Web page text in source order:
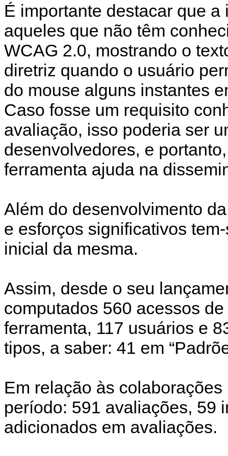
É importante destacar que
aqueles que não têm
WCAG 2.0, mostrando o
diretriz quando o usuário
do mouse alguns instantes
Caso fosse um requisito
avaliação, isso poderia ser
desenvolvedores, e
ferramenta ajuda na
Além do desenvolvimento
e esforços significativos
inicial da mesma.
Assim, desde o seu
computados 560 acessos
ferramenta, 117 usuários e
tipos, a saber: 41 em
Em relação às
período: 591 avaliações, 59
adicionados em avaliações.